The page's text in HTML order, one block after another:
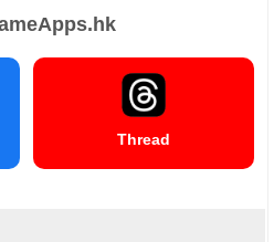
Thread